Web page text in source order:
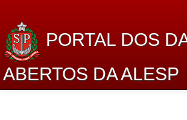
PORTAL DOS
ABERTOS DA ALESP